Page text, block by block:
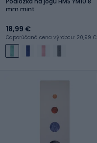
mm mint
18,99 €
Odporúčaná cena výrobcu: 20,99 €